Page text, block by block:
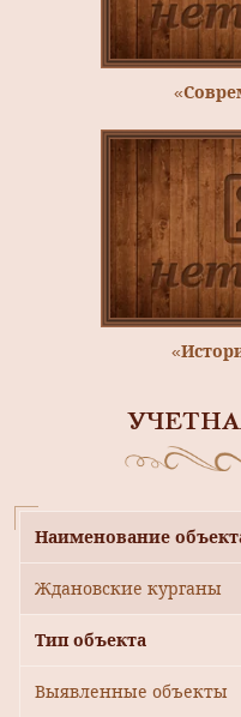
Наименование
Ждановские курганы
Тип объекта
Выявленные объекты